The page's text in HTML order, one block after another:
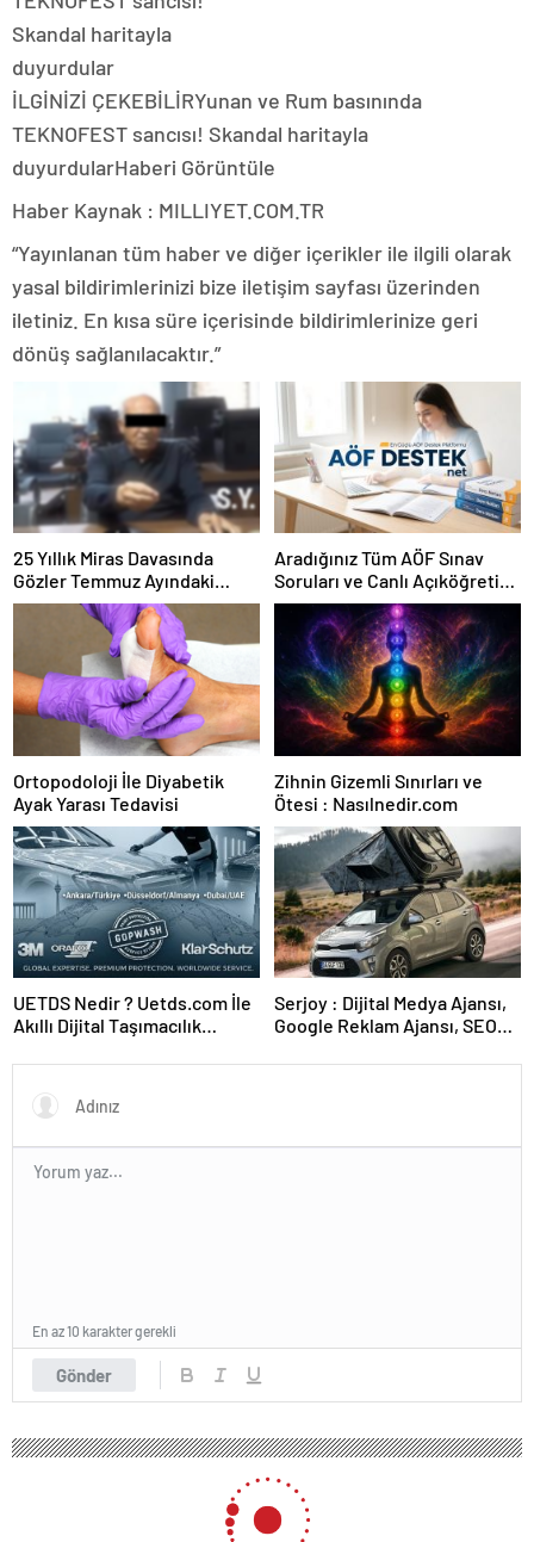
İLGİNİZİ ÇEKEBİLİRYunan ve Rum basınında
TEKNOFEST sancısı! Skandal haritayla
duyurdularHaberi Görüntüle
Haber Kaynak : MILLIYET.COM.TR
“Yayınlanan tüm haber ve diğer içerikler ile ilgili olarak
yasal bildirimlerinizi bize iletişim sayfası üzerinden
iletiniz. En kısa süre içerisinde bildirimlerinize geri
dönüş sağlanılacaktır.”
25 Yıllık Miras Davasında
Gözler Temmuz Ayındaki
Karar Duruşmasına Çevrildi
Aradığınız Tüm AÖF Sınav
Soruları ve Canlı Açıköğretim
Forumu Burada
Ortopodoloji İle Diyabetik
Ayak Yarası Tedavisi
Zihnin Gizemli Sınırları ve
Ötesi : Nasılnedir.com
UETDS Nedir ? Uetds.com İle
Akıllı Dijital Taşımacılık
Serjoy : Dijital Medya Ajansı,
Google Reklam Ajansı, SEO
Gönder
En az 10 karakter gerekli